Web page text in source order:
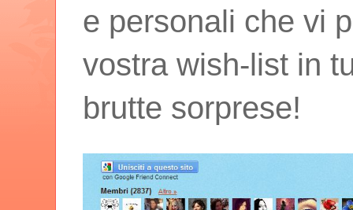
e personali che vi
vostra wish-list in
brutte sorprese!